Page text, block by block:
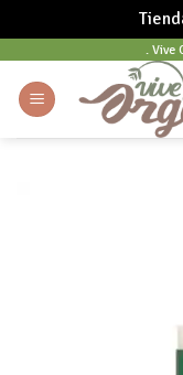
content
. Vive